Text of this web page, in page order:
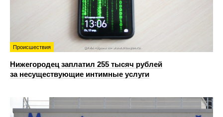
Происшествия
Нижегородец заплатил 255 тысяч рублей
за несуществующие интимные услуги